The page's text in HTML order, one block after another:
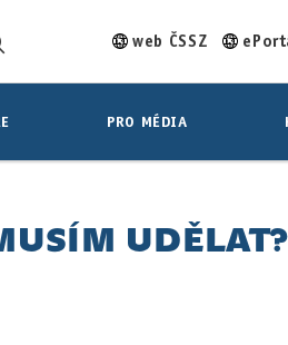
web ČSSZ
PRO MÉDIA
UDĚLAT?